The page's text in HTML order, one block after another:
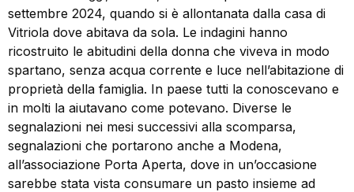
settembre 2024, quando si è allontanata dalla casa di
Vitriola dove abitava da sola. Le indagini hanno
ricostruito le abitudini della donna che viveva in modo
spartano, senza acqua corrente e luce nell’abitazione di
proprietà della famiglia. In paese tutti la conoscevano e
in molti la aiutavano come potevano. Diverse le
segnalazioni nei mesi successivi alla scomparsa,
segnalazioni che portarono anche a Modena,
all’associazione Porta Aperta, dove in un’occasione
sarebbe stata vista consumare un pasto insieme ad